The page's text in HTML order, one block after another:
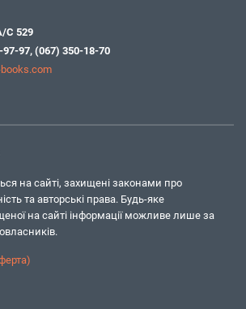
С 529
97-97, (067) 350-18-70
на сайті, захищені законами про
та авторські права. Будь-яке
на сайті інформації можливе лише за